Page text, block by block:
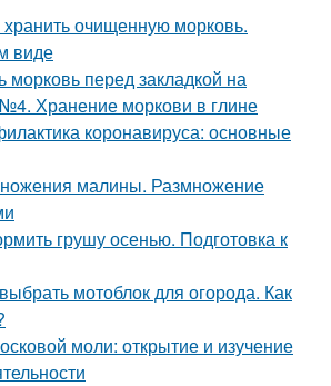
очищенную морковь.
виде
морковь перед закладкой на
Хранение моркови в глине
коронавируса: основные
малины. Размножение
грушу осенью. Подготовка к
мотоблок для огорода. Как
моли: открытие и изучение